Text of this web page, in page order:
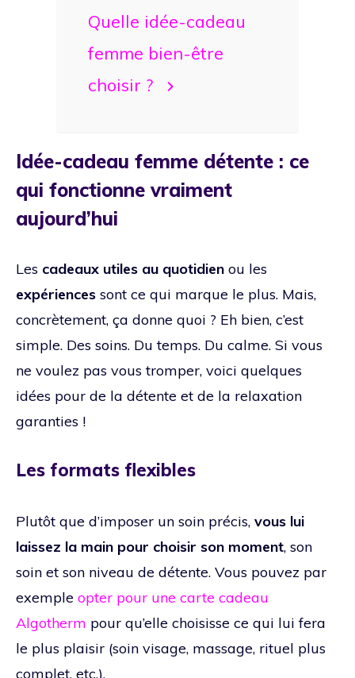
Quelle idée-cadeau
femme bien-être
choisir ?
Idée-cadeau femme détente : ce
qui fonctionne vraiment
aujourd’hui
Les cadeaux utiles au quotidien ou les
expériences sont ce qui marque le plus. Mais,
concrètement, ça donne quoi ? Eh bien, c’est
simple. Des soins. Du temps. Du calme. Si vous
ne voulez pas vous tromper, voici quelques
idées pour de la détente et de la relaxation
garanties !
Les formats flexibles
Plutôt que d’imposer un soin précis, vous lui
laissez la main pour choisir son moment, son
soin et son niveau de détente. Vous pouvez par
exemple opter pour une carte cadeau
Algotherm pour qu’elle choisisse ce qui lui fera
le plus plaisir (soin visage, massage, rituel plus
complet, etc.).